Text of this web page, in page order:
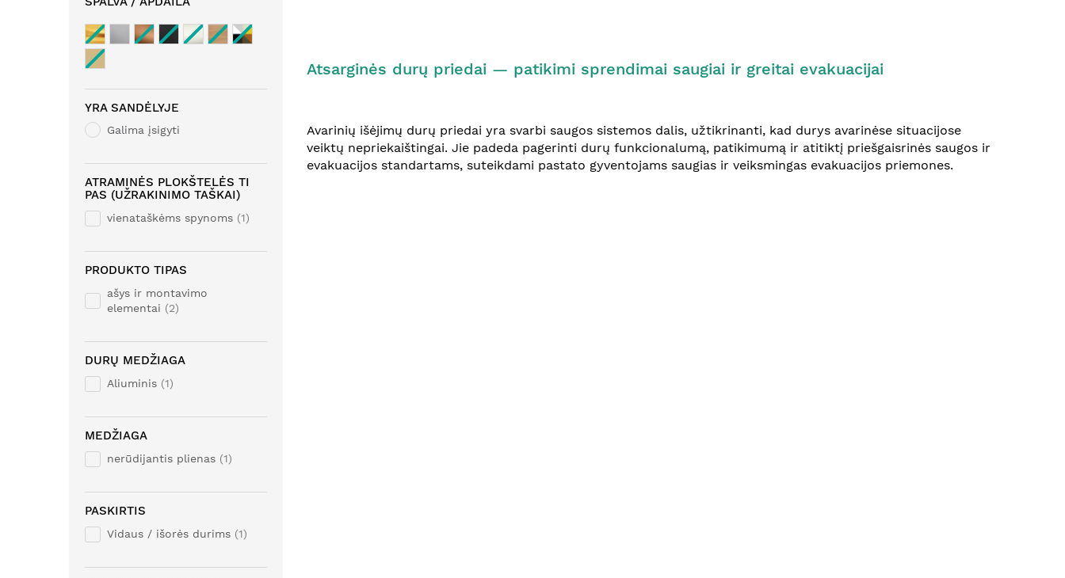
Atsarginės durų priedai — patikimi sprendimai saugiai ir greitai evakuacijai
Avarinių išėjimų durų priedai yra svarbi saugos sistemos dalis, užtikrinanti, kad durys avarinėse situacijose
veiktų nepriekaištingai. Jie padeda pagerinti durų funkcionalumą, patikimumą ir atitiktį priešgaisrinės saugos ir
evakuacijos standartams, suteikdami pastato gyventojams saugias ir veiksmingas evakuacijos priemones.
YRA SANDĖLYJE
Galima įsigyti
ATRAMINĖS PLOKŠTELĖS TI
PAS (UŽRAKINIMO TAŠKAI)
vienataškėms spynoms 1
PRODUKTO TIPAS
ašys ir montavimo
elementai
2
DURŲ MEDŽIAGA
Aliuminis 1
MEDŽIAGA
nerūdijantis plienas 1
PASKIRTIS
Vidaus / išorės durims 1